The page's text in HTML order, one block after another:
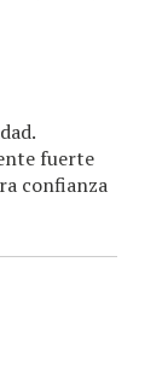
fuerte
confianza